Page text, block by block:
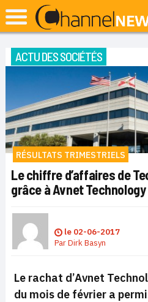
ACTU DES SOCIÉTÉS
RÉSULTATS TRIMESTRIELS
Le chiffre d’affaires de
grâce à Avnet
le 02-06-2017
ParDirk Basyn
Le rachat d’Avnet
du mois de février a